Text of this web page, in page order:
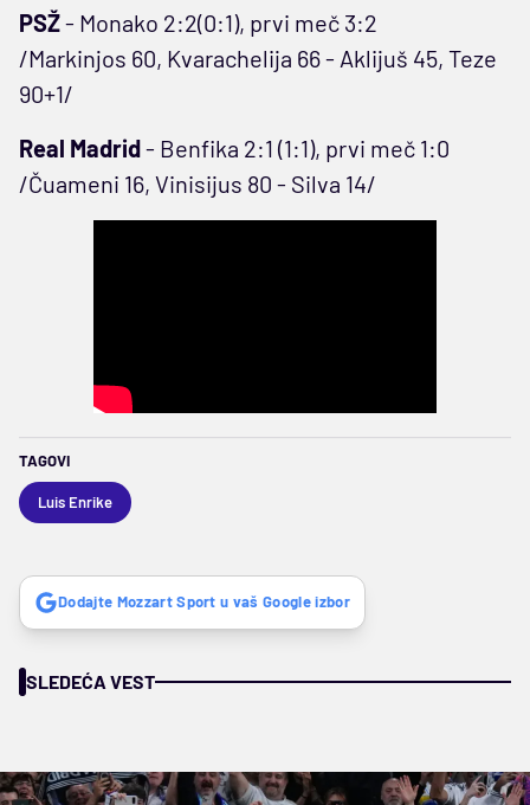
PSŽ- Monako 2:2(0:1), prvi meč 3:2
/Markinjos 60, Kvarachelija 66 - Aklijuš 45, Teze
90+1/
Real Madrid- Benfika 2:1 (1:1), prvi meč 1:0
/Čuameni 16, Vinisijus 80 - Silva 14/
TAGOVI
Luis Enrike
Dodajte Mozzart Sport u vaš Google izbor
SLEDEĆA VEST